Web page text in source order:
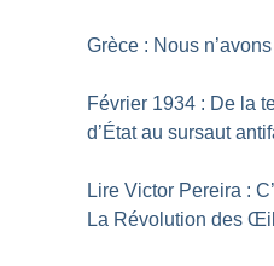
Grèce : Nous
Février 1934 : De la
d’État au sursaut
Lire Victor Pereira :
La Révolution des